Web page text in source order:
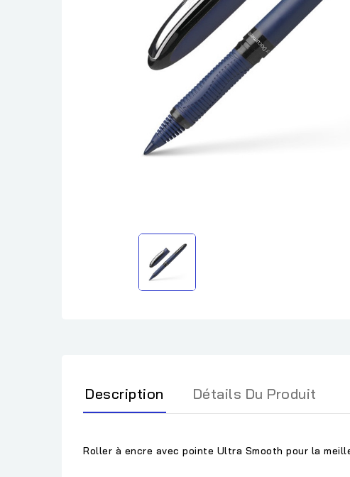
Description Détails Du Produit
Roller à encre avec pointe Ultra Smooth pour la